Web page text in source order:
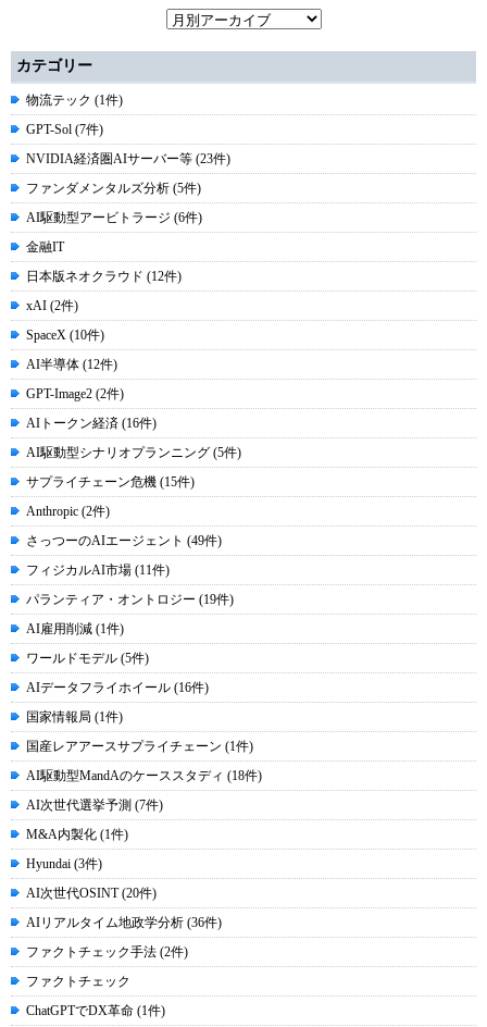
カテゴリー
物流テック (1件)
GPT-Sol (7件)
NVIDIA経済圏AIサーバー等 (23件)
ファンダメンタルズ分析 (5件)
AI駆動型アービトラージ (6件)
金融IT
日本版ネオクラウド (12件)
xAI (2件)
SpaceX (10件)
AI半導体 (12件)
GPT-Image2 (2件)
AIトークン経済 (16件)
AI駆動型シナリオプランニング (5件)
サプライチェーン危機 (15件)
Anthropic (2件)
さっつーのAIエージェント (49件)
フィジカルAI市場 (11件)
パランティア・オントロジー (19件)
AI雇用削減 (1件)
ワールドモデル (5件)
AIデータフライホイール (16件)
国家情報局 (1件)
国産レアアースサプライチェーン (1件)
AI駆動型MandAのケーススタディ (18件)
AI次世代選挙予測 (7件)
M&A内製化 (1件)
Hyundai (3件)
AI次世代OSINT (20件)
AIリアルタイム地政学分析 (36件)
ファクトチェック手法 (2件)
ファクトチェック
ChatGPTでDX革命 (1件)